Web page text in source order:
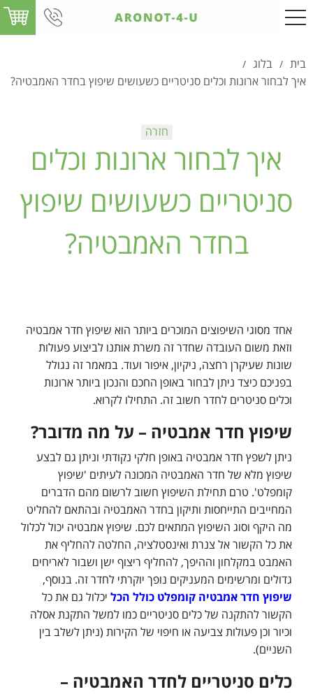
בית / בלוג /
איך לבחור ארונות וכלים סניטריים כשעושים שיפוץ בחדר האמבטיה?
איך לבחור ארונות וכלים
סניטריים כשעושים שיפוץ
בחדר האמבטיה?
אחד מסוגי השיפוצים המוכרים ביותר הוא שיפוץ חדר אמבטיה
וזאת משום העובדה שחדר זה משרת אותנו לביצוע פעולות
שונות שעיקרן רחצה, ניקיון, איפור ועוד. במאמר זה נגולל
בפניכם כיצד ניתן לבחור באופן החכם והנכון ביותר ארונות
וכלים סניטרים לחדר חשוב זה. התחילו לקרוא.
שיפוץ חדר אמבטיה – על מה מדובר?
ניתן לשפץ חדר אמבטיה באופן חלקי נקודתי וניתן גם לבצע
שיפוץ מלא של חדר האמבטיה המכונה לעיתים 'שיפוץ
קומפלט'. טרם תחילת השיפוץ חשוב לרשום מהם הדברים
המחייבים התייחסות ותיקון בחדר האמבטיה ובהתאם להחליט
מה היקף וסוג השיפוץ המתאים לכם. שיפוץ אמבטיה יכול לכלול
את כל הקשור אל צנרת ואינסטלציה, החלטה להחליף את
האמבט במקלחון וההיפך, להחליף ריצוף ישן ושבור לאריחים
גדולים ומרשימים המעניקים נופך יוקרתי לחדר זה. בנוסף,
שיפוץ חדר אמבטיה קומפלט כולל הכל יכלול גם את כל
הקשור להתקנה של כלים סניטריים כמו למשל התקנת אסלה
וכיור וכן פעולות צביעה או חיפוי של הקירות (ניתן לשלב בין
השניים).
כלים סניטריים לחדר האמבטיה –